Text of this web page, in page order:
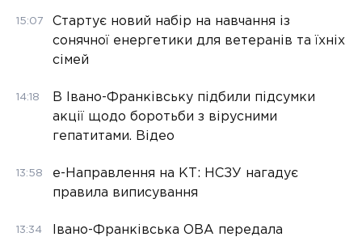
15:07
Стартує новий набір на навчання із
сонячної енергетики для ветеранів та їхніх
сімей
14:18
В Івано-Франківську підбили підсумки
акції щодо боротьби з вірусними
гепатитами. Відео
13:58
е-Направлення на КТ: НСЗУ нагадує
правила виписування
13:34
Івано-Франківська ОВА передала